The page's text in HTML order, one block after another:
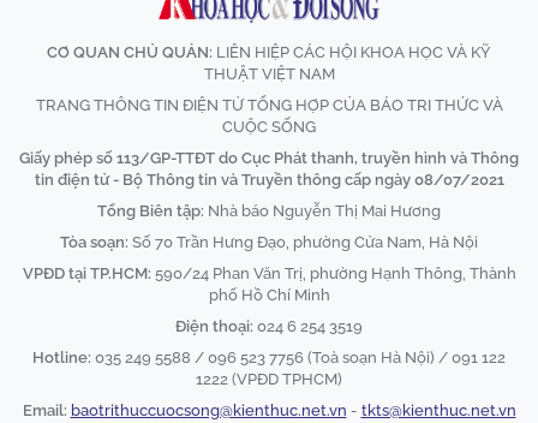
CƠ QUAN CHỦ QUẢN: LIÊN HIỆP CÁC HỘI KHOA HỌC VÀ KỸ
THUẬT VIỆT NAM
TRANG THÔNG TIN ĐIỆN TỬ TỔNG HỢP CỦA BÁO TRI THỨC VÀ
CUỘC SỐNG
Giấy phép số 113/GP-TTĐT do Cục Phát thanh, truyền hình và Thông
tin điện tử - Bộ Thông tin và Truyền thông cấp ngày 08/07/2021
Tổng Biên tập: Nhà báo Nguyễn Thị Mai Hương
Tòa soạn: Số 70 Trần Hưng Đạo, phường Cửa Nam, Hà Nội
VPĐD tại TP.HCM: 590/24 Phan Văn Trị, phường Hạnh Thông, Thành
phố Hồ Chí Minh
Điện thoại: 024 6 254 3519
Hotline: 035 249 5588 / 096 523 7756 (Toà soạn Hà Nội) / 091 122
1222 (VPĐD TPHCM)
Email: baotrithuccuocsong@kienthuc.net.vn - tkts@kienthuc.net.vn